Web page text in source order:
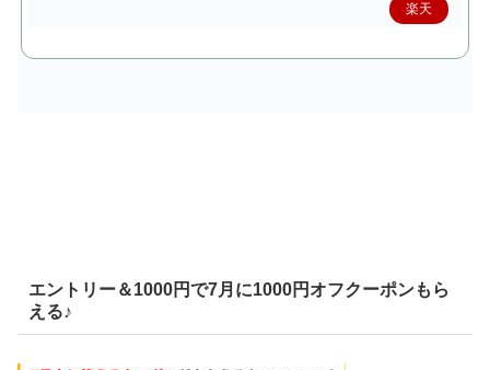
楽天
エントリー＆1000円で7月に1000円オフクーポンもら
える♪